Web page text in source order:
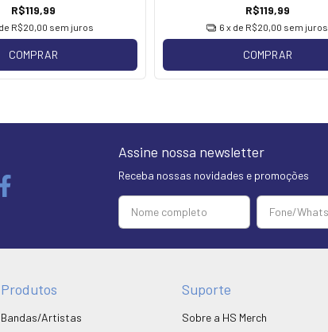
R$119,99
R$20,00 sem juros
COMPRAR
R$119,99
6 x de R$20,00 sem juros
COMPRAR
Assine nossa newsletter
Receba nossas novidades e promoções
Produtos
Bandas/Artistas
Suporte
Sobre a HS Merch